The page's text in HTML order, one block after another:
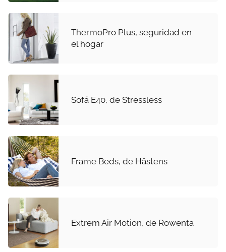
ThermoPro Plus, seguridad en
el hogar
Sofá E40, de Stressless
Frame Beds, de Hästens
Extrem Air Motion, de Rowenta